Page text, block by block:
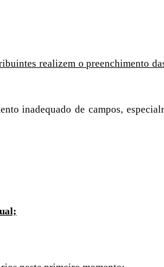
realizem o preenchimento
inadequado de campos,